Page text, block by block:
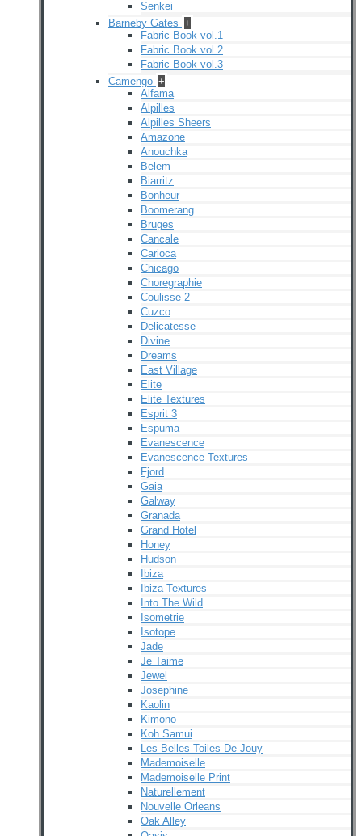
Senkei
Barneby Gates +
Fabric Book vol.1
Fabric Book vol.2
Fabric Book vol.3
Camengo +
Alfama
Alpilles
Alpilles Sheers
Amazone
Anouchka
Belem
Biarritz
Bonheur
Boomerang
Bruges
Cancale
Carioca
Chicago
Choregraphie
Coulisse 2
Cuzco
Delicatesse
Divine
Dreams
East Village
Elite
Elite Textures
Esprit 3
Espuma
Evanescence
Evanescence Textures
Fjord
Gaia
Galway
Granada
Grand Hotel
Honey
Hudson
Ibiza
Ibiza Textures
Into The Wild
Isometrie
Isotope
Jade
Je Taime
Jewel
Josephine
Kaolin
Kimono
Koh Samui
Les Belles Toiles De Jouy
Mademoiselle
Mademoiselle Print
Naturellement
Nouvelle Orleans
Oak Alley